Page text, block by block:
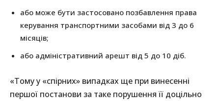
або може бути застосовано позбавлення права
керування транспортними засобами від 3 до 6
місяців;
або адміністративний арешт від 5 до 10 діб.
«Тому у «спірних» випадках ще при винесенні
першої постанови за таке порушення її доцільно